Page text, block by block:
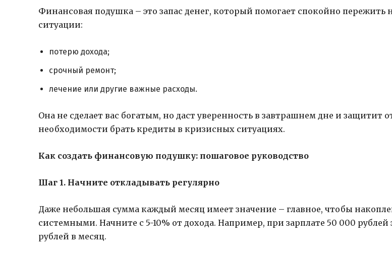
Финансовая подушка – это запас денег, который помогает спокойно пережить
ситуации:
потерю дохода;
срочный ремонт;
лечение или другие важные расходы.
Она не сделает вас богатым, но даст уверенность в завтрашнем дне и защитит
необходимости брать кредиты в кризисных ситуациях.
Как создать финансовую подушку: пошаговое руководство
Шаг 1. Начните откладывать регулярно
Даже небольшая сумма каждый месяц имеет значение – главное, чтобы
системными. Начните с 5-10% от дохода. Например, при зарплате 50 000 рублей
рублей в месяц.